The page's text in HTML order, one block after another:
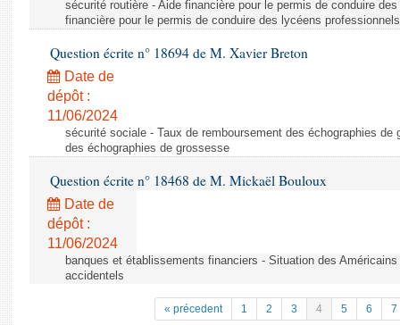
sécurité routière - Aide financière pour le permis de conduire
financière pour le permis de conduire des lycéens professionnels
Question écrite n° 18694 de M. Xavier Breton
Date de
dépôt :
11/06/2024
sécurité sociale - Taux de remboursement des échographies de
des échographies de grossesse
Question écrite n° 18468 de M. Mickaël Bouloux
Date de
dépôt :
11/06/2024
banques et établissements financiers - Situation des
accidentels
« précedent 1 2 3 4 5 6 7